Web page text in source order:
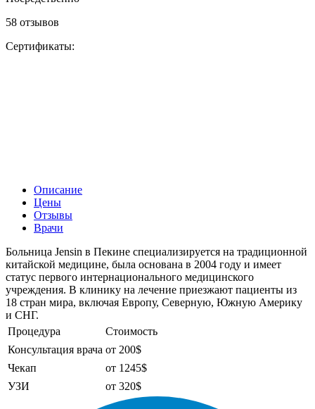
58 отзывов
Сертификаты:
Описание
Цены
Отзывы
Врачи
Больница Jensin в Пекине специализируется на традиционной
китайской медицине, была основана в 2004 году и имеет
статус первого интернационального медицинского
учреждения. В клинику на лечение приезжают пациенты из
18 стран мира, включая Европу, Северную, Южную Америку
и СНГ.
Процедура
Стоимость
Консультация врача от 200$
Чекап
от 1245$
УЗИ
от 320$